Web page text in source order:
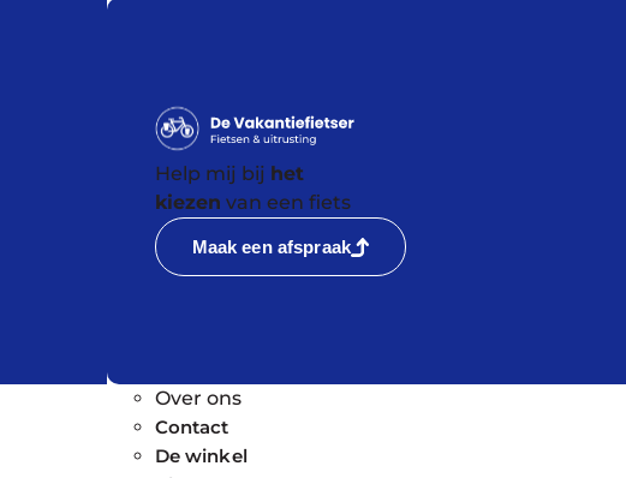
Help mij bij het
kiezen van een fiets
Maak een afspraak
Over ons
Contact
De winkel